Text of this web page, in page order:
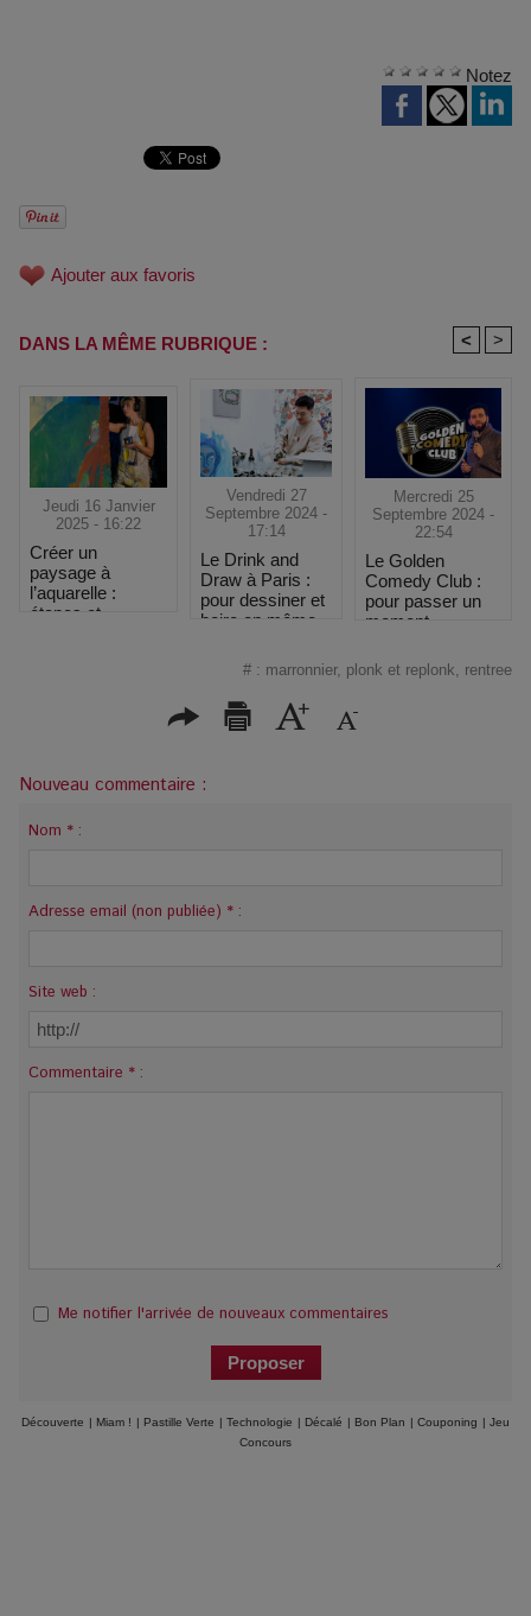
Notez
Ajouter aux favoris
DANS LA MÊME RUBRIQUE : < >
Jeudi 16 Janvier
2025 - 16:22
Créer un
paysage à
l’aquarelle :
étapes et
Vendredi 27
Septembre 2024 -
17:14
Le Drink and
Draw à Paris :
pour dessiner et
boire en même
Mercredi 25
Septembre 2024 -
22:54
Le Golden
Comedy Club :
pour passer un
moment
# : marronnier, plonk et replonk, rentree
Nouveau commentaire :
Nom * :
Adresse email (non publiée) * :
Site web :
Commentaire * :
Me notifier l'arrivée de nouveaux commentaires
Découverte Miam ! Pastille Verte Technologie Décalé Bon Plan Couponing
Jeu
Concours